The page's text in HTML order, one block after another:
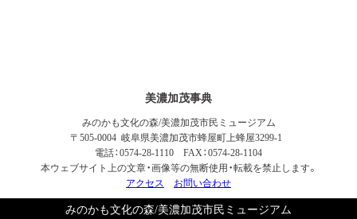
美濃加茂事典
みのかも文化の森/美濃加茂市民ミュージアム
〒505-0004 岐阜県美濃加茂市蜂屋町上蜂屋3299-1
電話：0574-28-1110 FAX：0574-28-1104
本ウェブサイト上の文章・画像等の無断使用・転載を禁止します。
アクセス
お問い合わせ
みのかも文化の森/美濃加茂市民ミュージアム